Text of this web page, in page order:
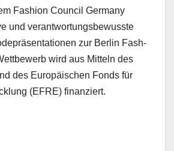
Fash­ion Coun­cil Ger­many
und ver­ant­wor­tungs­be­wusste
zur Berlin Fash­
wird aus Mit­teln des
des Europäis­chen Fonds für
(EFRE) finanziert.